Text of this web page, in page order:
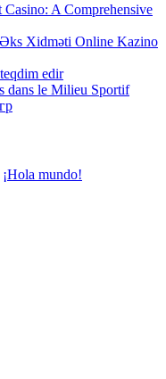
A Comprehensive
Xidməti Online Kazino
edir
dans le Milieu Sportif
¡Hola mundo!